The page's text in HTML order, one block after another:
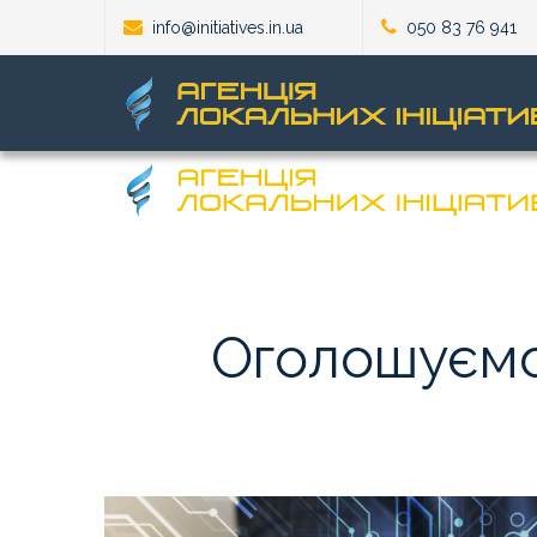
info@initiatives.in.ua 050 83 76 941